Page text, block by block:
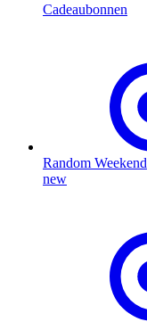
Cadeaubonnen
Random Weekend
new